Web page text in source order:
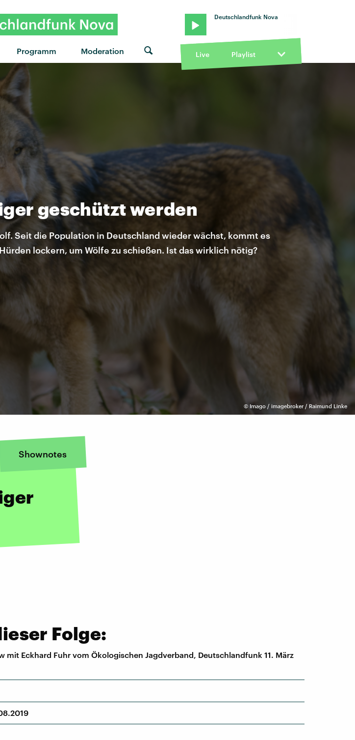
Programm Moderation
Deutschlandfunk Nova
Live Playlist
© Imago / imagebroker / Raimund Linke
geschützt werden
Seit die Population in Deutschland wieder wächst, kommt es
lockern, um Wölfe zu schießen. Ist das wirklich nötig?
Shownotes
Folge:
Eckhard Fuhr vom Ökologischen Jagdverband, Deutschlandfunk 11. März